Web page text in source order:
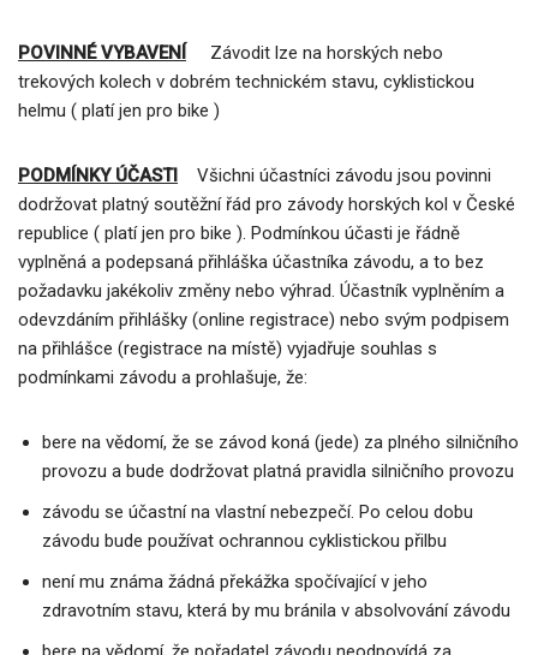
POVINNÉ VYBAVENÍ
Závodit lze na horských nebo
trekových kolech v dobrém technickém stavu, cyklistickou
helmu ( platí jen pro bike )
PODMÍNKY ÚČASTI Všichni účastníci závodu jsou povinni
dodržovat platný soutěžní řád pro závody horských kol v České
republice ( platí jen pro bike ). Podmínkou účasti je řádně
vyplněná a podepsaná přihláška účastníka závodu, a to bez
požadavku jakékoliv změny nebo výhrad. Účastník vyplněním a
odevzdáním přihlášky (online registrace) nebo svým podpisem
na přihlášce (registrace na místě) vyjadřuje souhlas s
podmínkami závodu a prohlašuje, že:
bere na vědomí, že se závod koná (jede) za plného silničního
provozu a bude dodržovat platná pravidla silničního provozu
závodu se účastní na vlastní nebezpečí. Po celou dobu
závodu bude používat ochrannou cyklistickou přilbu
není mu známa žádná překážka spočívající v jeho
zdravotním stavu, která by mu bránila v absolvování závodu